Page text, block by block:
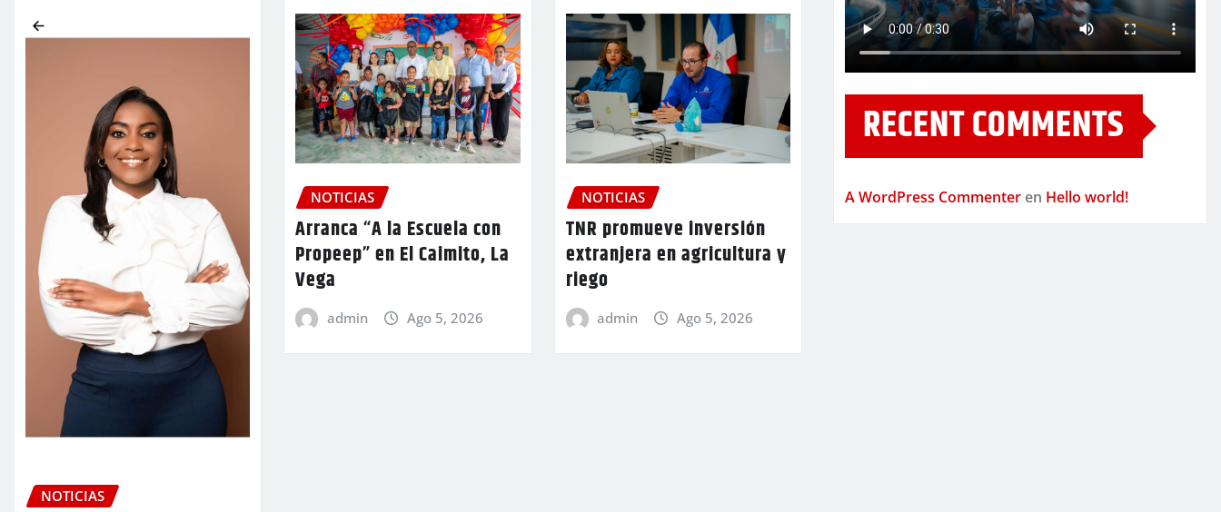
NOTICIAS
NOTICIAS
Arranca “A la Escuela con
Propeep” en El Caimito, La
Vega
admin Ago 5, 2026
NOTICIAS
TNR promueve inversión
extranjera en agricultura y
riego
admin Ago 5, 2026
RECENT COMMENTS
A WordPress Commenter en Hello world!